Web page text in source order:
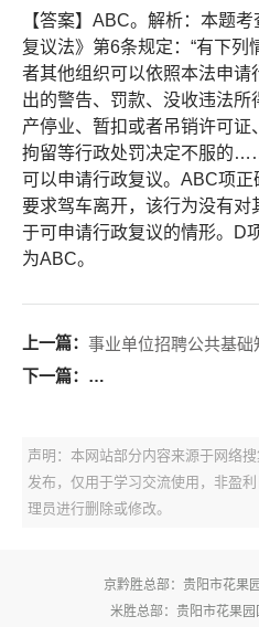
【答案】ABC。解析：本题
复议法》第6条规定：“有下
者其他组织可以依照本法申请
出的警告、罚款、没收违法
产停业、暂扣或者吊销许可
拘留等行政处罚决定不服的
可以申请行政复议。ABC项
要求驾车离开，该行为没有对
于可申请行政复议的情形。D
为ABC。
上一篇： 事业单位招聘公共基
下一篇：
事业单位招聘公共基
声明：本网站部分内容来源于网络
发布，仅用于学习交流使用，非盈
理员进行删除或修改。
京黔胜总部：贵阳市花果
米胜总部：贵阳市花果